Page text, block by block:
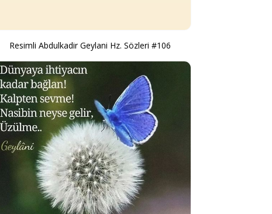
Resimli Abdulkadir Geylani Hz. Sözleri #106